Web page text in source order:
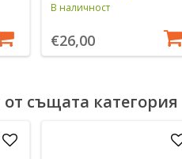
В наличност
€26,00
същата категория